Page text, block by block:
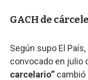
GACH de
Según supo El
convocado en julio
carcelario” cambió